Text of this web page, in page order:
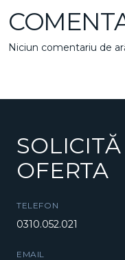
Niciun comentariu de
SOLICITĂ
OFERTA
TELEFON
0310.052.021
EMAIL